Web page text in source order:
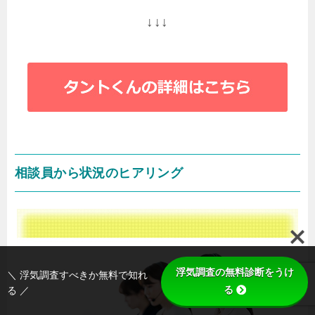
↓↓↓
相談員から状況のヒアリング
＼ 浮気調査すべきか無料で知れ
る ／
浮気調査の無料診断をうけ
る